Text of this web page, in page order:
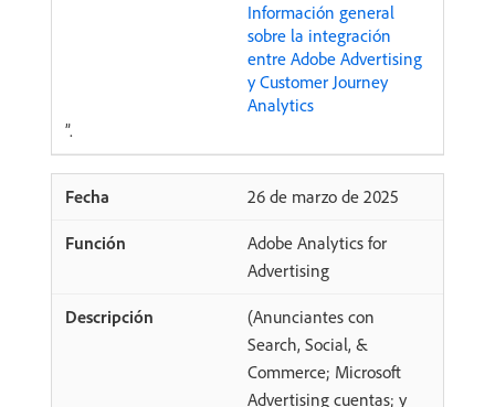
Información general
sobre la integración
entre Adobe Advertising
y Customer Journey
Analytics
”.
26 de marzo de 2025
Adobe Analytics for
Advertising
(Anunciantes con
Search, Social, &
Commerce; Microsoft
Advertising cuentas; y